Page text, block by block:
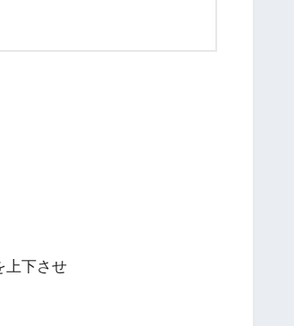
上下させ